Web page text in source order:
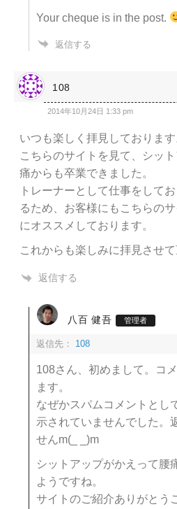
Your cheque is in the post.
返信する
108
2014年10月24日 1:33 pm
いつも楽しく拝見しております
こちらのサイトを見て、シッ
痛からも卒業できました。
トレーナーとして仕事をして
るため、お客様にもこちらの
にオススメしております。
これからも楽しみに拝見させて
返信する
八百 健吾 管理者
返信先： 108
108さん、初めまして。コ
ます。
なぜかスパムコメントとし
示されていませんでした。
せんm(_ _)m
シットアップがかえって腰
ようですね。
サイトのご紹介ありがとう